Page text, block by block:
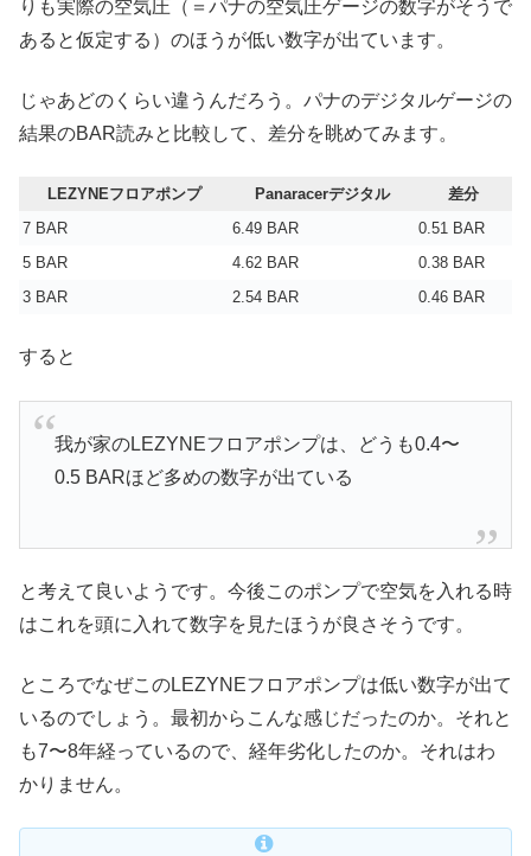
りも実際の空気圧（＝パナの空気圧ゲージの数字がそうで
あると仮定する）のほうが低い数字が出ています。
じゃあどのくらい違うんだろう。パナのデジタルゲージの
結果のBAR読みと比較して、差分を眺めてみます。
LEZYNEフロアポンプ Panaracerデジタル
差分
7 BAR
6.49 BAR
0.51 BAR
5 BAR
4.62 BAR
0.38 BAR
3 BAR
2.54 BAR 0.46 BAR
すると
我が家のLEZYNEフロアポンプは、どうも0.4〜
0.5 BARほど多めの数字が出ている
と考えて良いようです。今後このポンプで空気を入れる時
はこれを頭に入れて数字を見たほうが良さそうです。
ところでなぜこのLEZYNEフロアポンプは低い数字が出て
いるのでしょう。最初からこんな感じだったのか。それと
も7〜8年経っているので、経年劣化したのか。それはわ
かりません。